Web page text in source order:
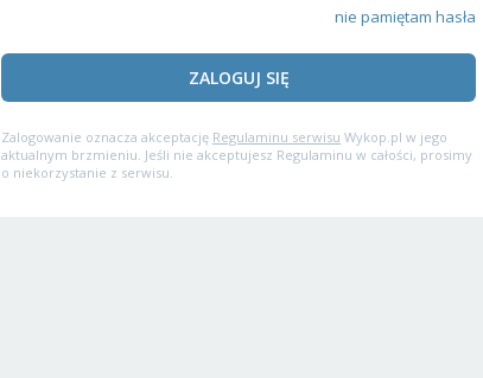
nie pamiętam hasła
ZALOGUJ SIĘ
Zalogowanie oznacza akceptację Regulaminu serwisu Wykop.pl w jego
aktualnym brzmieniu. Jeśli nie akceptujesz Regulaminu w całości, prosimy
o niekorzystanie z serwisu.